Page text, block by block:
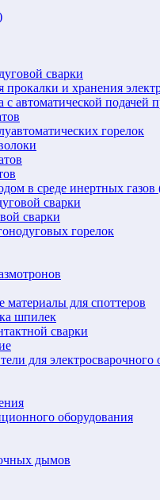
сварки
и хранения
с автоматической
горелок
в среде инертных
сварки
сварки
горелок
материалы для споттеров
шпилек
сварки
для электросварочного
оборудования
дымов